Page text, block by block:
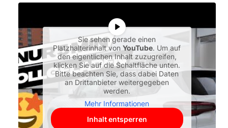
Sie sehen gerade einen
Platzhalterinhalt vonYouTube. Um auf
den eigentlichen Inhalt zuzugreifen,
klicken Sie auf die Schaltfläche unten.
Bitte beachten Sie, dass dabei Daten
an Drittanbieter weitergegeben
werden.
Mehr Informationen
Inhalt entsperren